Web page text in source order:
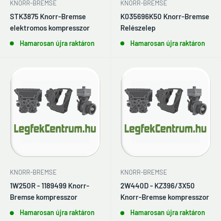
KNORR-BREMSE
STK3875 Knorr-Bremse
elektromos kompresszor
Hamarosan újra raktáron
KNORR-BREMSE
K035696K50 Knorr-Bremse
Relészelep
Hamarosan újra raktáron
KNORR-BREMSE
1W250R - 1189499 Knorr-
Bremse kompresszor
Hamarosan újra raktáron
KNORR-BREMSE
2W440D - KZ396/3X50
Knorr-Bremse kompresszor
Hamarosan újra raktáron